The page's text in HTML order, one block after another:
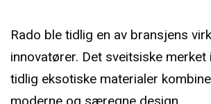
Rado ble tidlig en av bransjens
innovatører. Det sveitsiske
tidlig eksotiske materialer